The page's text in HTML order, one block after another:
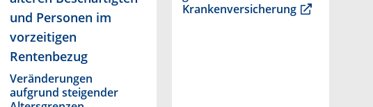
und Personen im
vorzeitigen
Rentenbezug
Veränderungen
aufgrund steigender
Krankenversicherung